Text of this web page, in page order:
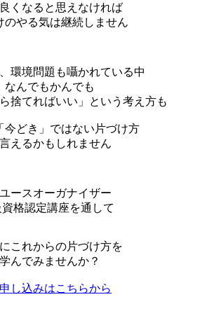
くなると思えなければ
のやる気は継続しません
環境問題も囁かれている中
なんでもかんでも
捨てればいい」という考え方も
今どき」ではない片づけ方
えるかもしれません
ースオーガナイザー
資格認定講座を通して
これからの片づけ方を
学んでみませんか？
し込みはこちらから